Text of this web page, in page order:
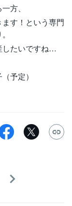
方、
す！という専門
したいですね…
予定）